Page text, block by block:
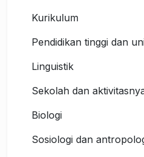
Kurikulum
Pendidikan tinggi dan
Linguistik
Sekolah dan
Biologi
Sosiologi dan